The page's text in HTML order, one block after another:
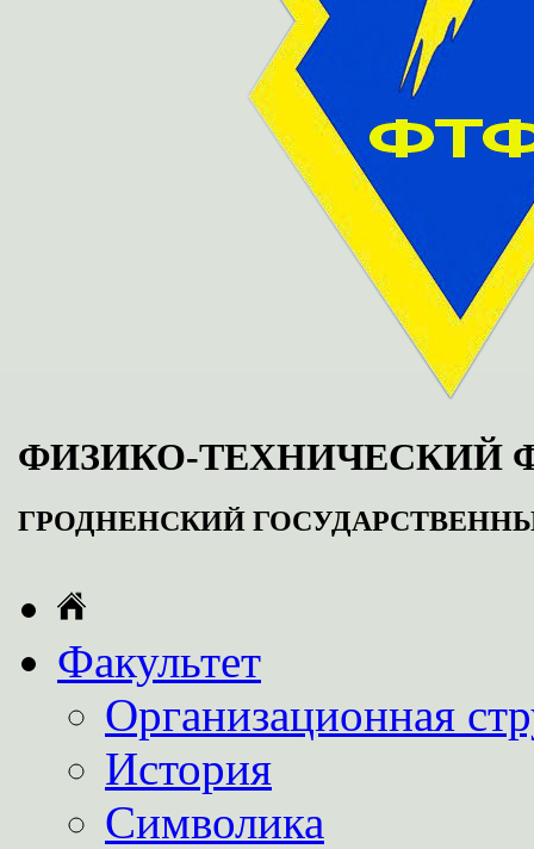
ФИЗИКО-ТЕХНИЧЕСКИЙ
ГРОДНЕНСКИЙ
Факультет
Организационная
История
Символика